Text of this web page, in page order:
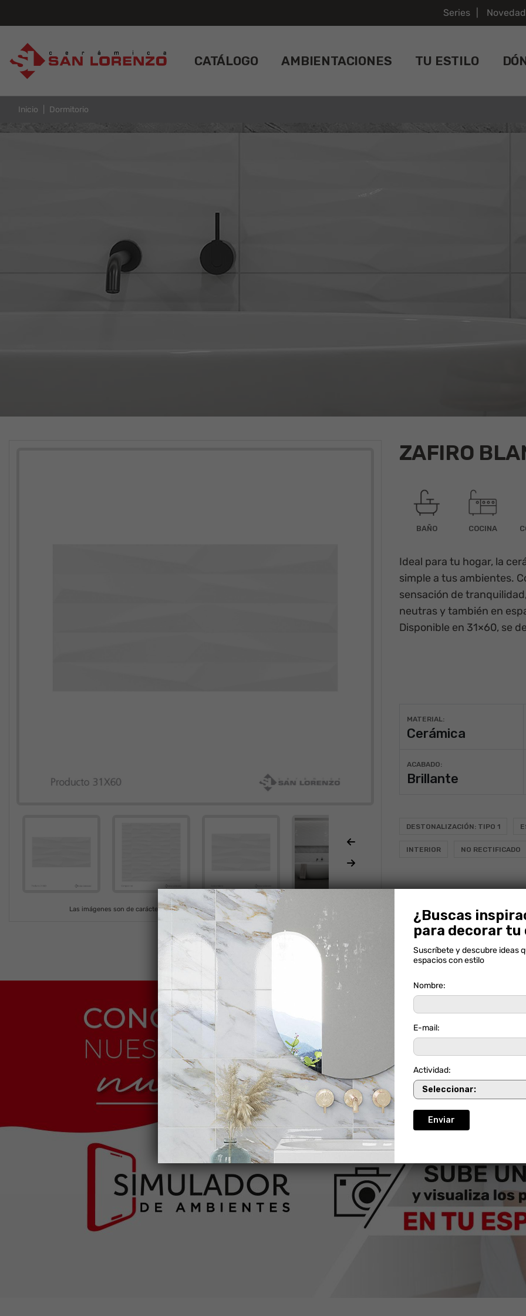
Series
CATÁLOGO AMBIENTACIONES TU ESTILO
Inicio Dormitorio
Las imágenes son de carácter ilustrativo. En cada producción el tono puede variar.
ZAFIRO
BAÑO COCINA
Ideal para tu hogar, la
simple a tus ambientes.
sensación de
neutras y también en
Disponible en 31×60, se
MATERIAL:
Cerámica
ACABADO:
Brillante
DESTONALIZACIÓN: TIPO 1
INTERIOR NO RECTIFICADO
Calculadora Alto
ORIGEN:COLOMBIA SKU:
¿Buscas
para decorar tu
Suscríbete y descubre ideas
espacios con estilo
Nombre:
E-mail:
Actividad: